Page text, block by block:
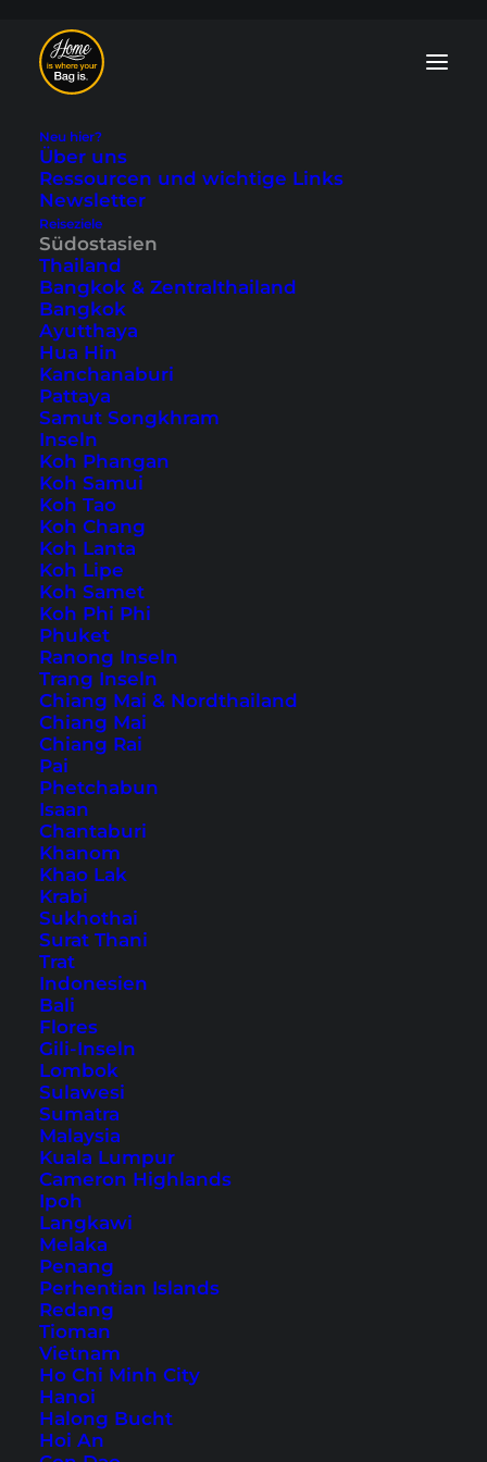
Neu hier?
Über uns
Ressourcen und wichtige Links
Newsletter
Reiseziele
Südostasien
Thailand
Bangkok & Zentralthailand
Bangkok
Ayutthaya
Hua Hin
Kanchanaburi
Pattaya
Samut Songkhram
Inseln
Koh Phangan
Koh Samui
Koh Tao
Koh Chang
Koh Lanta
Koh Lipe
Koh Samet
Koh Phi Phi
Phuket
Ranong Inseln
Trang Inseln
Chiang Mai & Nordthailand
Chiang Mai
Chiang Rai
Pai
Phetchabun
Isaan
Chantaburi
Khanom
Khao Lak
Krabi
Sukhothai
Surat Thani
Trat
Indonesien
Bali
Flores
Gili-Inseln
Lombok
Sulawesi
Sumatra
Malaysia
Kuala Lumpur
Cameron Highlands
Ipoh
Langkawi
Melaka
Penang
Perhentian Islands
Redang
Tioman
Vietnam
Ho Chi Minh City
Hanoi
Halong Bucht
Hoi An
Das erste Mal auf
den Philippinen -
unser Reisebericht
Zuletzt aktualisiert: 11. August 2024
Die Philippinen werden ein immer beliebteres
Reiseziel und das Land hat für Besucher mit
über 7000 Inseln wirklich viel zu bieten.
Außerdem sind die Philippinen nicht mit
Malaysia, Thailand etc. zu vergleichen, denn sie
haben ihren komplett eigenen Charme.
Philippinen – Anreise und
erste Eindrücke
Inhaltsverzeichnis
Anreise nach Manila
Übernachtung in Manila – unser Hoteltipp
Taxi fahren
Manila
Taifun Hagupit (aka “Ruby”)
El Nido
Manila: Touren und Tickets
Hier kannst du unseren Erfahrungsbericht zu
unserer Anreise sowie den ersten Tagen auf den
Philippinen lesen.
Anreise nach Manila
Direktflügenach Manila werden aus